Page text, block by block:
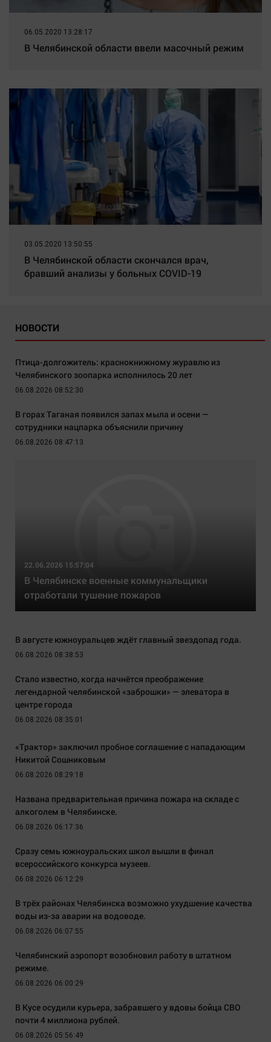
06.05.2020 13:28:17
В Челябинской области ввели масочный режим
03.05.2020 13:50:55
В Челябинской области скончался врач,
бравший анализы у больных COVID-19
НОВОСТИ
Птица-долгожитель: краснокнижному журавлю из
Челябинского зоопарка исполнилось 20 лет
06.08.2026 08:52:30
В горах Таганая появился запах мыла и осени —
сотрудники нацпарка объяснили причину
06.08.2026 08:47:13
22.06.2026 15:57:04
В Челябинске военные коммунальщики
отработали тушение пожаров
В августе южноуральцев ждёт главный звездопад года.
06.08.2026 08:38:53
Стало известно, когда начнётся преображение
легендарной челябинской «заброшки» — элеватора в
центре города
06.08.2026 08:35:01
«Трактор» заключил пробное соглашение с нападающим
Никитой Сошниковым
06.08.2026 08:29:18
Названа предварительная причина пожара на складе с
алкоголем в Челябинске.
06.08.2026 06:17:36
Сразу семь южноуральских школ вышли в финал
всероссийского конкурса музеев.
06.08.2026 06:12:29
В трёх районах Челябинска возможно ухудшение качества
воды из-за аварии на водоводе.
06.08.2026 06:07:55
Челябинский аэропорт возобновил работу в штатном
режиме.
06.08.2026 06:00:29
В Кусе осудили курьера, забравшего у вдовы бойца СВО
почти 4 миллиона рублей.
06.08.2026 05:56:49